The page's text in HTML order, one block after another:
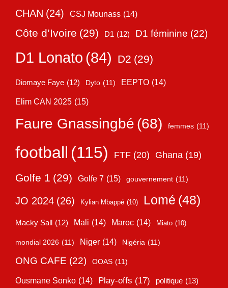
CHAN (24) CSJ Mounass (14)
Côte d’Ivoire (29) D1 (12) D1 féminine (22)
D1 Lonato (84) D2 (29)
Diomaye Faye (12) Dyto (11) EEPTO (14)
Elim CAN 2025 (15)
Faure Gnassingbé (68) femmes (11)
football (115) FTF (20) Ghana (19)
Golfe 1 (29) Golfe 7 (15) gouvernement (11)
JO 2024 (26) Kylian Mbappé (10) Lomé (48)
Macky Sall (12) Mali (14) Maroc (14) Miato (10)
mondial 2026 (11) Niger (14) Nigéria (11)
ONG CAFE (22) OOAS (11)
Ousmane Sonko (14) Play-offs (17) politique (13)